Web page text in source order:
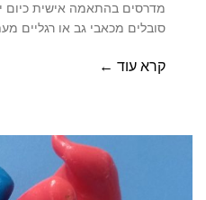
מדרסים בהתאמה אישית כיום
סובלים מכאבי גב או רגליים
קרא עוד ←